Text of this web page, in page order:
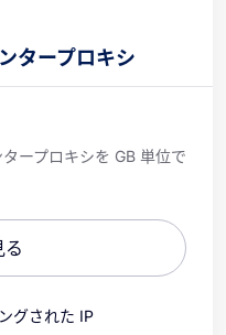
タープロキシ
ープロキシを GB 単位で
る
グされた IP